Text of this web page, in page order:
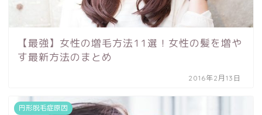
【最強】女性の増毛方法11選！女性の髪を増や
す最新方法のまとめ
2016年2月13日
円形脱毛症原因